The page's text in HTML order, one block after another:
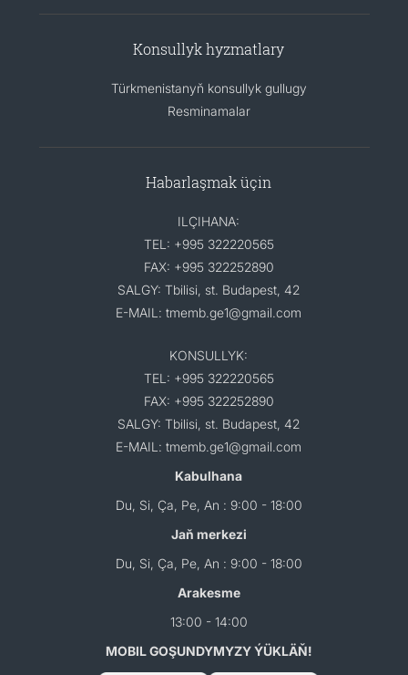
Konsullyk hyzmatlary
Türkmenistanyň konsullyk gullugy
Resminamalar
Habarlaşmak üçin
ILÇIHANA:
TEL: +995 322220565
FAX: +995 322252890
SALGY: Tbilisi, st. Budapest, 42
E-MAIL: tmemb.ge1@gmail.com
KONSULLYK:
TEL: +995 322220565
FAX: +995 322252890
SALGY: Tbilisi, st. Budapest, 42
E-MAIL: tmemb.ge1@gmail.com
Kabulhana
Du, Si, Ça, Pe, An : 9:00 - 18:00
Jaň merkezi
Du, Si, Ça, Pe, An : 9:00 - 18:00
Arakesme
13:00 - 14:00
MOBIL GOŞUNDYMYZY ÝÜKLÄŇ!